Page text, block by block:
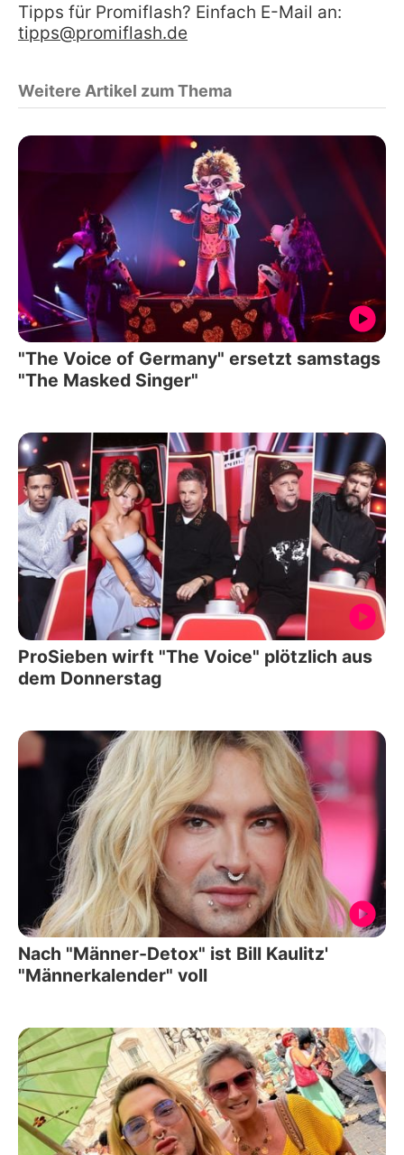
Tipps für Promiflash? Einfach E-Mail an:
tipps@promiflash.de
Weitere Artikel zum Thema
"The Voice of Germany" ersetzt samstags
"The Masked Singer"
ProSieben wirft "The Voice" plötzlich aus
dem Donnerstag
Nach "Männer-Detox" ist Bill Kaulitz'
"Männerkalender" voll